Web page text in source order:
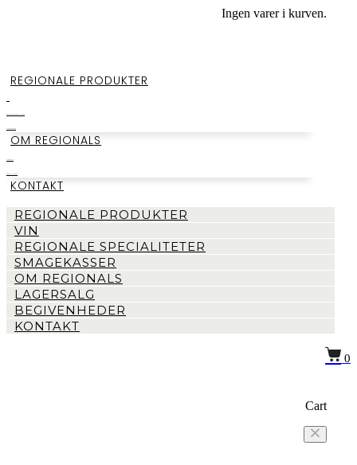
Ingen varer i kurven.
REGIONALE PRODUKTER
OM REGIONALS
KONTAKT
REGIONALE PRODUKTER
VIN
REGIONALE SPECIALITETER
SMAGEKASSER
OM REGIONALS
LAGERSALG
BEGIVENHEDER
KONTAKT
0
Cart